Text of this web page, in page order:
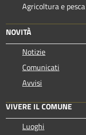
Agricoltura e pesca
NOVITÀ
Notizie
Comunicati
Avvisi
VIVERE IL COMUNE
Luoghi